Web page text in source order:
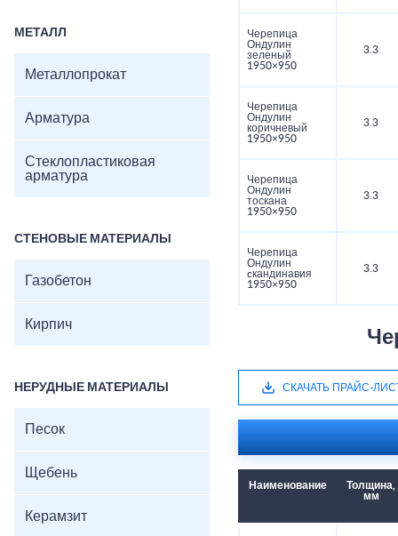
МЕТАЛЛ
Металлопрокат
Арматура
Стеклопластиковая
арматура
СТЕНОВЫЕ МАТЕРИАЛЫ
Газобетон
Кирпич
НЕРУДНЫЕ МАТЕРИАЛЫ
Песок
Щебень
Керамзит
Черепица
Ондулин
зеленый
1950×950
3.3
Черепица
Ондулин
коричневый
1950×950
3.3
Черепица
Ондулин
тоскана
1950×950
3.3
Черепица
Ондулин
cкандинавия
1950×950
3.3
СКАЧАТЬ ПРАЙС-
Наименование
Толщина,
мм